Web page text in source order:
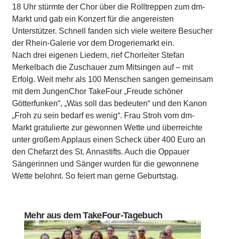
18 Uhr stürmte der Chor über die Rolltreppen zum dm-
Markt und gab ein Konzert für die angereisten
Unterstützer. Schnell fanden sich viele weitere Besucher
der Rhein-Galerie vor dem Drogeriemarkt ein.
Nach drei eigenen Liedern, rief Chorleiter Stefan
Merkelbach die Zuschauer zum Mitsingen auf – mit
Erfolg. Weit mehr als 100 Menschen sangen gemeinsam
mit dem JungenChor TakeFour „Freude schöner
Götterfunken“, „Was soll das bedeuten“ und den Kanon
„Froh zu sein bedarf es wenig“. Frau Stroh vom dm-
Markt gratulierte zur gewonnen Wette und überreichte
unter großem Applaus einen Scheck über 400 Euro an
den Chefarzt des St. Annastifts. Auch die Oppauer
Sängerinnen und Sänger wurden für die gewonnene
Wette belohnt. So feiert man gerne Geburtstag.
Mehr aus dem TakeFour-Tagebuch